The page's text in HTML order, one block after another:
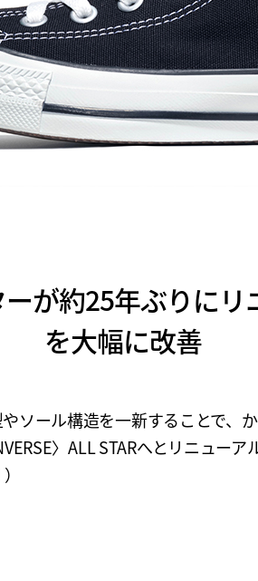
が約25年ぶりに
を大幅に改善
ソール構造を一新することで、
〉ALL STARへとリニューア